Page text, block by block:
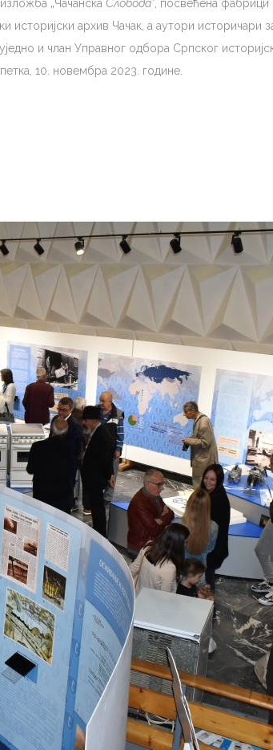
„Чачанска Слобода”, посвећена фабрици
архив Чачак, а аутори историчари
и члан Управног одбора Српског
10. новембра 2023. године.